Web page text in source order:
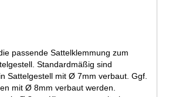
passende Sattelklemmung zum
Standardmäßig sind
Sattelgestell mit Ø 7mm verbaut. Ggf.
mit Ø 8mm verbaut werden.